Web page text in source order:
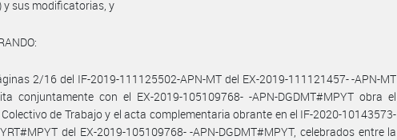
y sus modificatorias, y
2/16 del IF-2019-111125502-APN-MT del EX-2019-111121457- -APN-MT
conjuntamente con el EX-2019-105109768- -APN-DGDMT#MPYT obra el
de Trabajo y el acta complementaria obrante en el IF-2020-10143573-
del EX-2019-105109768- -APN-DGDMT#MPYT, celebrados entre la